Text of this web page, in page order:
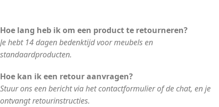
Hoe lang heb ik om een product te retourneren?
Je hebt 14 dagen bedenktijd voor meubels en
standaardproducten.
Hoe kan ik een retour aanvragen?
Stuur ons een bericht via het contactformulier of de chat, en je
ontvangt retourinstructies.